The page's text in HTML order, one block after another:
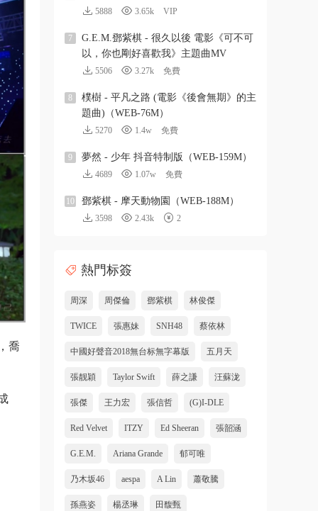
喬
5888 3.65k VIP
7
G.E.M.鄧紫棋 - 很久以後 電影《可不可
以，你也剛好喜歡我》主題曲MV
5506 3.27k 免費
8
樸樹 - 平凡之路 (電影《後會無期》的主
題曲)（WEB-76M）
5270 1.4w 免費
9 夢然 - 少年 抖音特制版（WEB-159M）
4689 1.07w 免費
10 鄧紫棋 - 摩天動物園（WEB-188M）
3598 2.43k 2
熱門标簽
周深 周傑倫 鄧紫棋 林俊傑
TWICE 張惠妹 SNH48 蔡依林
中國好聲音2018無台标無字幕版 五月天
張靓穎 Taylor Swift 薛之謙 汪蘇泷
張傑 王力宏 張信哲 (G)I-DLE
Red Velvet ITZY Ed Sheeran 張韶涵
G.E.M. Ariana Grande 郁可唯
乃木坂46 aespa A Lin 蕭敬騰
孫燕姿 楊丞琳 田馥甄